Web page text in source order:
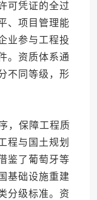
可凭证的全过
、项目管理能
业参与工程投
。资质体系通
不同等级，形
，保障工程质
程与国土规划
鉴了葡萄牙等
基础设施重建
分级标准。资